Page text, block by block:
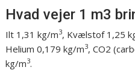
Hvad vejer 1 m3
Ilt 1,31 kg/m3, Kvælstof 1,25
Helium 0,179 kg/m3, CO2
kg/m3.